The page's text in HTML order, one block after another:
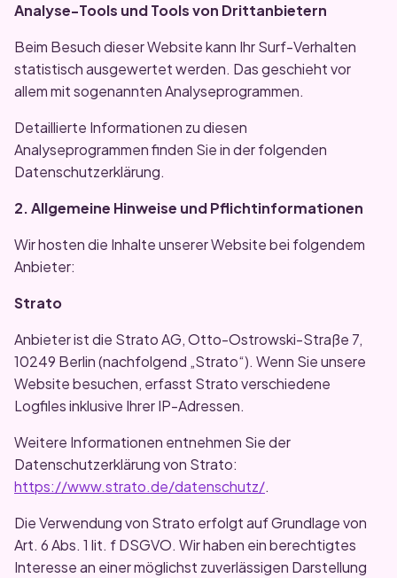
Analyse-Tools und Tools von Drittanbietern
Beim Besuch dieser Website kann Ihr Surf-Verhalten
statistisch ausgewertet werden. Das geschieht vor
allem mit sogenannten Analyseprogrammen.
Detaillierte Informationen zu diesen
Analyseprogrammen finden Sie in der folgenden
Datenschutzerklärung.
2. Allgemeine Hinweise und Pflichtinformationen
Wir hosten die Inhalte unserer Website bei folgendem
Anbieter:
Strato
Anbieter ist die Strato AG, Otto-Ostrowski-Straße 7,
10249 Berlin (nachfolgend „Strato“). Wenn Sie unsere
Website besuchen, erfasst Strato verschiedene
Logfiles inklusive Ihrer IP-Adressen.
Weitere Informationen entnehmen Sie der
Datenschutzerklärung von Strato:
https://www.strato.de/datenschutz/.
Die Verwendung von Strato erfolgt auf Grundlage von
Art. 6 Abs. 1 lit. f DSGVO. Wir haben ein berechtigtes
Interesse an einer möglichst zuverlässigen Darstellung